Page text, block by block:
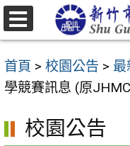
跳
至
要
內
區
首頁 > 校園公告 > 最
學競賽訊息 (原
校園公告
選
單